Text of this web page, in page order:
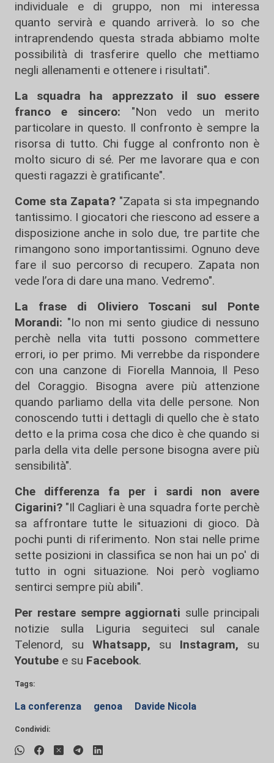
individuale e di gruppo, non mi interessa
quanto servirà e quando arriverà. Io so che
intraprendendo questa strada abbiamo molte
possibilità di trasferire quello che mettiamo
negli allenamenti e ottenere i risultati".
La squadra ha apprezzato il suo essere
franco e sincero: "Non vedo un merito
particolare in questo. Il confronto è sempre la
risorsa di tutto. Chi fugge al confronto non è
molto sicuro di sé. Per me lavorare qua e con
questi ragazzi è gratificante".
Come sta Zapata? "Zapata si sta impegnando
tantissimo. I giocatori che riescono ad essere a
disposizione anche in solo due, tre partite che
rimangono sono importantissimi. Ognuno deve
fare il suo percorso di recupero. Zapata non
vede l’ora di dare una mano. Vedremo".
La frase di Oliviero Toscani sul Ponte
Morandi: "Io non mi sento giudice di nessuno
perchè nella vita tutti possono commettere
errori, io per primo. Mi verrebbe da rispondere
con una canzone di Fiorella Mannoia, Il Peso
del Coraggio. Bisogna avere più attenzione
quando parliamo della vita delle persone. Non
conoscendo tutti i dettagli di quello che è stato
detto e la prima cosa che dico è che quando si
parla della vita delle persone bisogna avere più
sensibilità".
Che differenza fa per i sardi non avere
Cigarini? "Il Cagliari è una squadra forte perchè
sa affrontare tutte le situazioni di gioco. Dà
pochi punti di riferimento. Non stai nelle prime
sette posizioni in classifica se non hai un po' di
tutto in ogni situazione. Noi però vogliamo
sentirci sempre più abili".
Per restare sempre aggiornati sulle principali
notizie sulla Liguria seguiteci sul canale
Telenord, su
Whatsapp, su Instagram, su
Youtube e su Facebook.
Tags:
La conferenza genoa Davide Nicola
Condividi: